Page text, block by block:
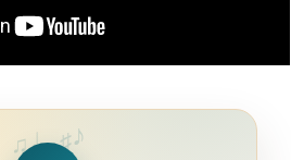
♫♩♯♪